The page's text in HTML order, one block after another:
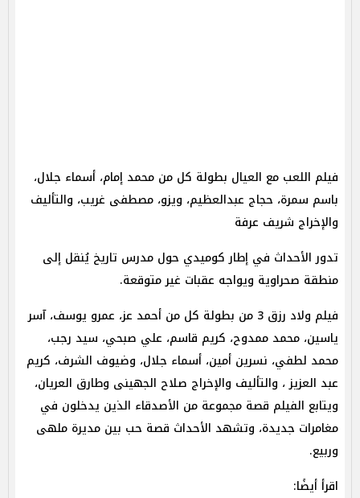
فيلم اللعب مع العيال بطولة كل من محمد إمام، أسماء جلال،
باسم سمرة، حجاج عبدالعظيم، ويزو، مصطفى غريب، والتأليف
والإخراج شريف عرفة
تدور الأحداث في إطار كوميدي حول مدرس تاريخ يُنقل إلى
منطقة صحراوية ويواجه عقبات غير متوقعة.
فيلم ولاد رزق 3 من بطولة كل من أحمد عز، عمرو يوسف، آسر
ياسين، محمد ممدوح، كريم قاسم، علي صبحي، سيد رجب،
محمد لطفي، نسرين أمين، أسماء جلال، وضيوف الشرف، كريم
عبد العزيز ، والتأليف والإخراج صلاح الجهينى وطارق العريان،
ويتابع الفيلم قصة مجموعة من الأصدقاء الذين يدخلون في
مغامرات جديدة، وتشهد الأحداث قصة حب بين مديرة ملهى
وربيع.
اقرأ أيضًا: